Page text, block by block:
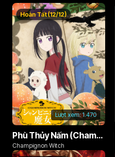
Lượt xem:1.470
Hoàn Tất (12/12)
Phù Thủy Nấm (Champignon no Majo)
Champignon Witch